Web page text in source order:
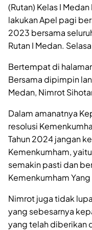
(Rutan) Kelas I
lakukan Apel pagi
2023 bersama
Rutan I Medan.
Bertempat di
Bersama dipimpin
Medan, Nimrot
Dalam amanatnya
resolusi
Tahun 2024 jangan
Kemenkumham,
semakin pasti dan
Kemenkumham
Nimrot juga tidak
yang sebesarnya
yang telah diberikan